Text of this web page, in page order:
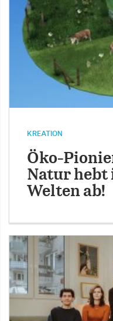
KREATION
Öko-
Natur hebt
Welten ab!